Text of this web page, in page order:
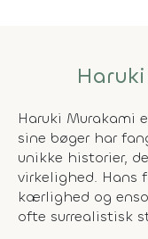
Haruki Murakami
sine bøger har
unikke historier,
virkelighed. Hans
kærlighed og
ofte surrealistisk